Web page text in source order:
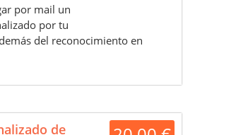
por mail un
por tu
del reconocimiento en
de